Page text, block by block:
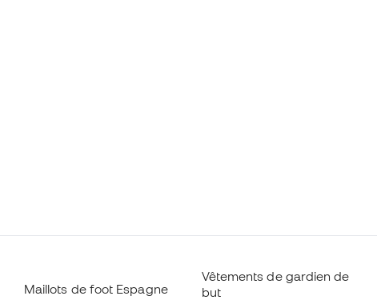
Maillots de foot Espagne
Vêtements de gardien de
but